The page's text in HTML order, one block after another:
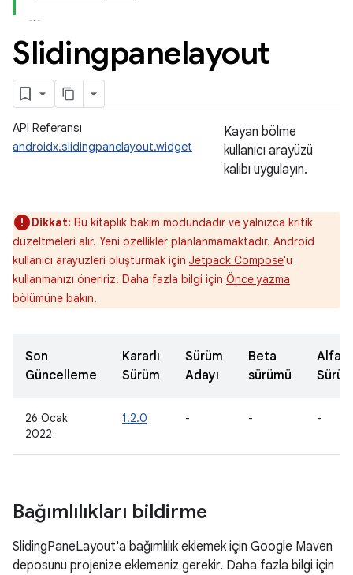
Slidingpanelayout
API Referansı
androidx.slidingpanelayout.widget
Kayan bölme
kullanıcı arayüzü
kalıbı uygulayın.
Dikkat: Bu kitaplık bakım modundadır ve yalnızca kritik
düzeltmeleri alır. Yeni özellikler planlanmamaktadır. Android
kullanıcı arayüzleri oluşturmak için Jetpack Compose'u
kullanmanızı öneririz. Daha fazla bilgi için Önce yazma
bölümüne bakın.
Son
Güncelleme
Kararlı
Sürüm
Sürüm
Adayı
Beta
sürümü
Alfa
26 Ocak
2022
1.2.0 - - -
Bağımlılıkları bildirme
SlidingPaneLayout'a bağımlılık eklemek için Google Maven
deposunu projenize eklemeniz gerekir. Daha fazla bilgi için